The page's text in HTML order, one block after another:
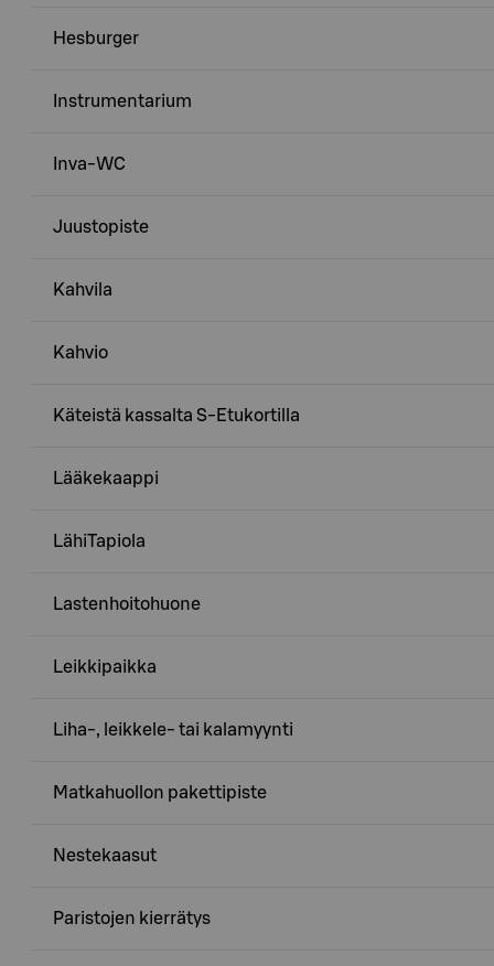
Hesburger
Instrumentarium
Inva-WC
Juustopiste
Kahvila
Kahvio
Käteistä kassalta S-Etukortilla
Lääkekaappi
LähiTapiola
Lastenhoitohuone
Leikkipaikka
Liha-, leikkele- tai kalamyynti
Matkahuollon pakettipiste
Nestekaasut
Paristojen kierrätys